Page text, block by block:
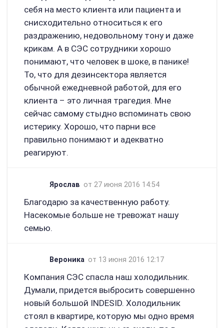
себя на место клиента или пациента и
снисходительно относиться к его
раздражению, недовольному тону и даже
крикам. А в СЭС сотрудники хорошо
понимают, что человек в шоке, в панике!
То, что для дезинсектора является
обычной ежедневной работой, для его
клиента – это личная трагедия. Мне
сейчас самому стыдно вспоминать свою
истерику. Хорошо, что парни все
правильно понимают и адекватно
реагируют.
Ярослав от 27 июня 2016 14:54
Благодарю за качественную работу.
Насекомые больше не тревожат нашу
семью.
Вероника от 13 июня 2016 12:17
Компания СЭС спасла наш холодильник.
Думали, придется выбросить совершенно
новый большой INDESID. Холодильник
стоял в квартире, которую мы одно время